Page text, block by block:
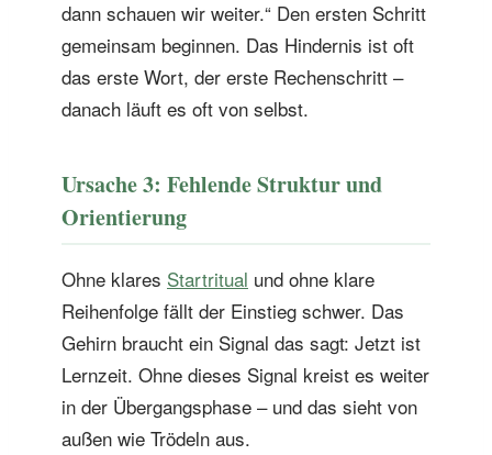
dann schauen wir weiter.“ Den ersten Schritt
gemeinsam beginnen. Das Hindernis ist oft
das erste Wort, der erste Rechenschritt –
danach läuft es oft von selbst.
Ursache 3: Fehlende Struktur und
Orientierung
Ohne klares Startritual und ohne klare
Reihenfolge fällt der Einstieg schwer. Das
Gehirn braucht ein Signal das sagt: Jetzt ist
Lernzeit. Ohne dieses Signal kreist es weiter
in der Übergangsphase – und das sieht von
außen wie Trödeln aus.